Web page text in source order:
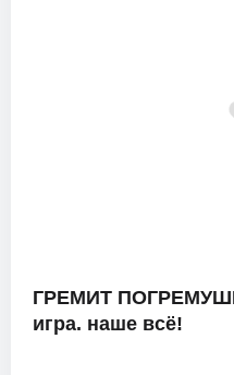
ГРЕМИТ
игра. наше всё!